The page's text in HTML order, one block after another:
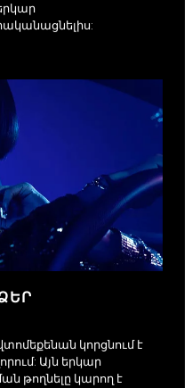
կորցնում է
Այն երկար
թողնելը կարող է